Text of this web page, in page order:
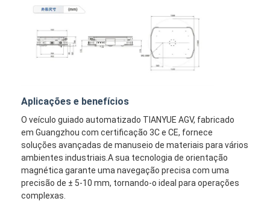
Aplicações e benefícios
O veículo guiado automatizado TIANYUE AGV, fabricado
em Guangzhou com certificação 3C e CE, fornece
soluções avançadas de manuseio de materiais para vários
ambientes industriais.A sua tecnologia de orientação
magnética garante uma navegação precisa com uma
precisão de ± 5-10 mm, tornando-o ideal para operações
complexas.